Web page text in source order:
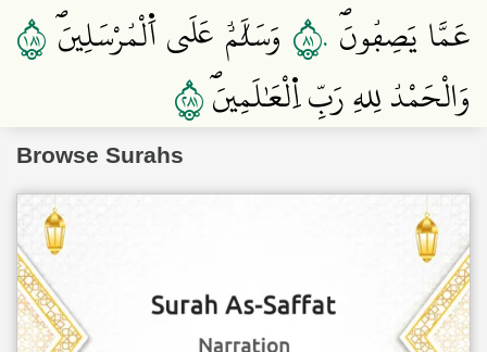
عَمَّا يَصِفُونَۖ١٨٠ وَسَلَٰمٌ عَلَي اَ۬لْمُرْسَلِينَۖ١٨١
وَالْحَمْدُ لِلهِ رَبِّ اِ۬لْعَٰلَمِينَۖ١٨٢
Browse Surahs